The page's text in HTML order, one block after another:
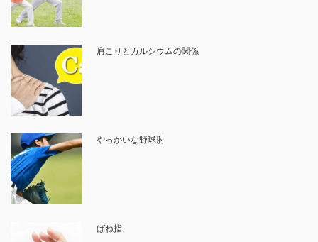
肩こりとカルシウムの関係
やっかいな野球肘
ばね指